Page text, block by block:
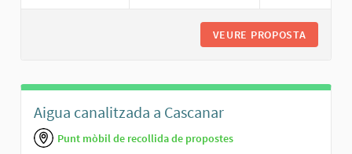
VEURE PROPOSTA
Aigua canalitzada a Cascanar
Punt mòbil de recollida de propostes